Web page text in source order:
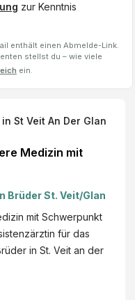
zur Kenntnis
enthält einen Abmelde-Link.
stellst du – wie viele
ein.
in St Veit An Der Glan
Medizin mit
Brüder St. Veit/Glan
mit Schwerpunkt
für das
in St. Veit an der